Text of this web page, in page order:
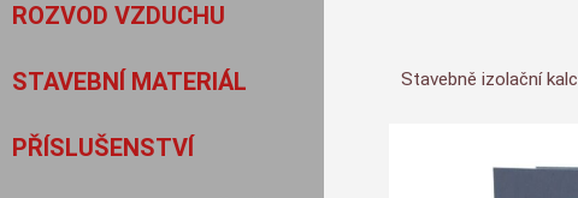
Stavebně izolační
ROZVOD VZDUCHU
STAVEBNÍ MATERIÁL
PŘÍSLUŠENSTVÍ